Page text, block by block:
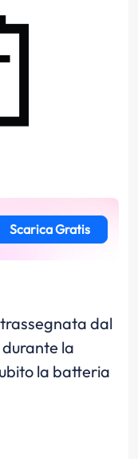
Scarica Gratis
dal
la
la batteria